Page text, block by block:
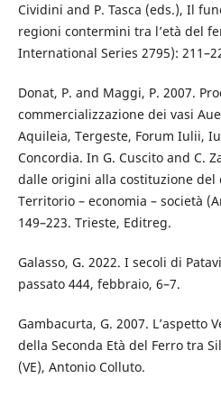
Cividini and P. Tasca (eds.), Il
regioni contermini tra l’età del
International Series 2795):
Donat, P. and Maggi, P. 2007.
commercializzazione dei vasi
Aquileia, Tergeste, Forum Iulii,
Concordia. In G. Cuscito and C.
dalle origini alla costituzione del
Territorio – economia – società
149–223. Trieste, Editreg.
Galasso, G. 2022. I secoli di
passato 444, febbraio, 6–7.
Gambacurta, G. 2007. L’aspetto
della Seconda Età del Ferro tra
(VE), Antonio Colluto.